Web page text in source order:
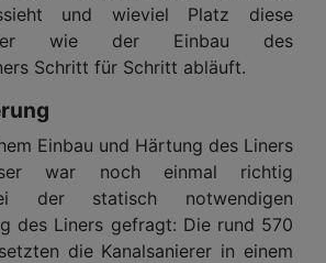
und wieviel Platz diese
wie der Einbau des
Schritt für Schritt abläuft.
Einbau und Härtung des Liners
war noch einmal richtig
der statisch notwendigen
des Liners gefragt: Die rund 570
die Kanalsanierer in einem